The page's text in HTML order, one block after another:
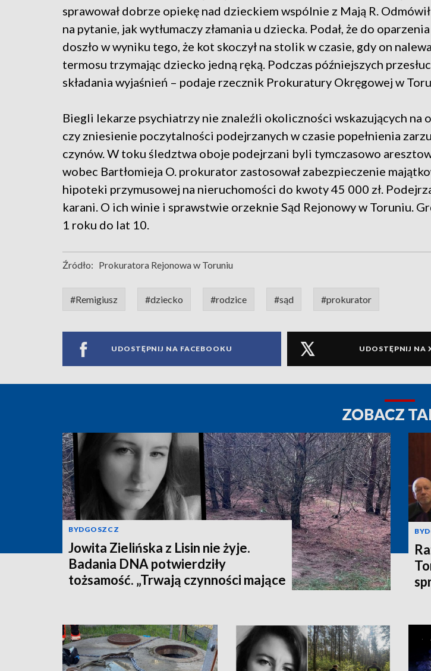
sprawował dobrze opiekę nad dzieckiem wspólnie z Mają R.
na pytanie, jak wytłumaczy złamania u dziecka. Podał, że do
doszło w wyniku tego, że kot skoczył na stolik w czasie, gdy on
termosu trzymając dziecko jedną ręką. Podczas późniejszych
składania wyjaśnień – podaje rzecznik Prokuratury Okręgowej w
Biegli lekarze psychiatrzy nie znaleźli okoliczności wskazujących na
czy zniesienie poczytalności podejrzanych w czasie popełnienia
czynów. W toku śledztwa oboje podejrzani byli tymczasowo
wobec Bartłomieja O. prokurator zastosował zabezpieczenie
hipoteki przymusowej na nieruchomości do kwoty 45 000 zł.
karani. O ich winie i sprawstwie orzeknie Sąd Rejonowy w Toruniu.
1 roku do lat 10.
Źródło: Prokuratora Rejonowa w Toruniu
#Remigiusz #dziecko #rodzice #sąd #prokurator
UDOSTĘPNIJ NA FACEBOOKU UDOSTĘPNIJ NA
ZOBACZ
BYDGOSZCZ
Jowita Zielińska z Lisin nie żyje.
Badania DNA potwierdziły
tożsamość. „Trwają czynności mające